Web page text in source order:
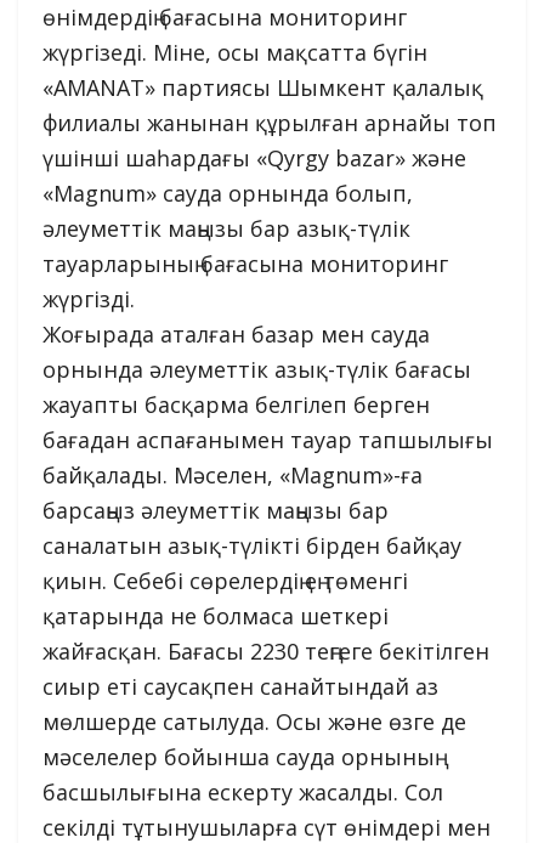
өнімдердің бағасына мониторинг
жүргізеді. Міне, осы мақсатта бүгін
«AMANAT» партиясы Шымкент қалалық
филиалы жанынан құрылған арнайы топ
үшінші шаһардағы «Qyrgy bazar» және
«Magnum» сауда орнында болып,
әлеуметтік маңызы бар азық-түлік
тауарларының бағасына мониторинг
жүргізді.
Жоғырада аталған базар мен сауда
орнында әлеуметтік азық-түлік бағасы
жауапты басқарма белгілеп берген
бағадан аспағанымен тауар тапшылығы
байқалады. Мәселен, «Magnum»-ға
барсаңыз әлеуметтік маңызы бар
саналатын азық-түлікті бірден байқау
қиын. Себебі сөрелердің ең төменгі
қатарында не болмаса шеткері
жайғасқан. Бағасы 2230 теңгеге бекітілген
сиыр еті саусақпен санайтындай аз
мөлшерде сатылуда. Осы және өзге де
мәселелер бойынша сауда орнының
басшылығына ескерту жасалды. Сол
секілді тұтынушыларға сүт өнімдері мен